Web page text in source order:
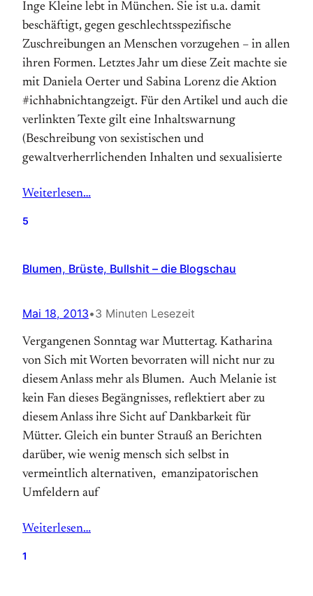
Inge Kleine lebt in München. Sie ist u.a. damit
beschäftigt, gegen geschlechtsspezifische
Zuschreibungen an Menschen vorzugehen – in allen
ihren Formen. Letztes Jahr um diese Zeit machte sie
mit Daniela Oerter und Sabina Lorenz die Aktion
#ichhabnichtangzeigt. Für den Artikel und auch die
verlinkten Texte gilt eine Inhaltswarnung
(Beschreibung von sexistischen und
gewaltverherrlichenden Inhalten und sexualisierte
Weiterlesen…
5
Blumen, Brüste, Bullshit – die Blogschau
Mai 18, 2013•3 Minuten Lesezeit
Vergangenen Sonntag war Muttertag. Katharina
von Sich mit Worten bevorraten will nicht nur zu
diesem Anlass mehr als Blumen. Auch Melanie ist
kein Fan dieses Begängnisses, reflektiert aber zu
diesem Anlass ihre Sicht auf Dankbarkeit für
Mütter. Gleich ein bunter Strauß an Berichten
darüber, wie wenig mensch sich selbst in
vermeintlich alternativen, emanzipatorischen
Umfeldern auf
Weiterlesen…
1